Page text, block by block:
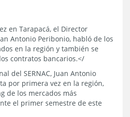
en Tarapacá, el Director
Antonio Peribonio, habló de los
en la región y también se
contratos bancarios.</
del SERNAC, Juan Antonio
por primera vez en la región,
de los mercados más
el primer semestre de este